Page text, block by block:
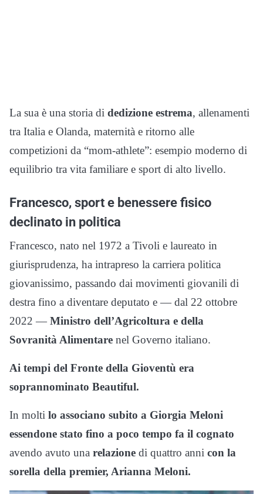
La sua è una storia di dedizione estrema, allenamenti
tra Italia e Olanda, maternità e ritorno alle
competizioni da “mom-athlete”: esempio moderno di
equilibrio tra vita familiare e sport di alto livello.
Francesco, sport e benessere fisico
declinato in politica
Francesco, nato nel 1972 a Tivoli e laureato in
giurisprudenza, ha intrapreso la carriera politica
giovanissimo, passando dai movimenti giovanili di
destra fino a diventare deputato e — dal 22 ottobre
2022 —Ministro dell’Agricoltura e della
Sovranità Alimentare nel Governo italiano.
Ai tempi del Fronte della Gioventù era
soprannominato Beautiful.
In molti lo associano subito a Giorgia Meloni
essendone stato fino a poco tempo fa il cognato
avendo avuto una relazione di quattro anni con la
sorella della premier, Arianna Meloni.